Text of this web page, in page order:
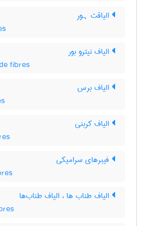
الیاقت ہور
الیاف نیترو بور
fibres
الیاف برس
الیاف کربنی
فیبرهای سرامیکی
الیاف طناب ها ، الیاف طناب‌ها